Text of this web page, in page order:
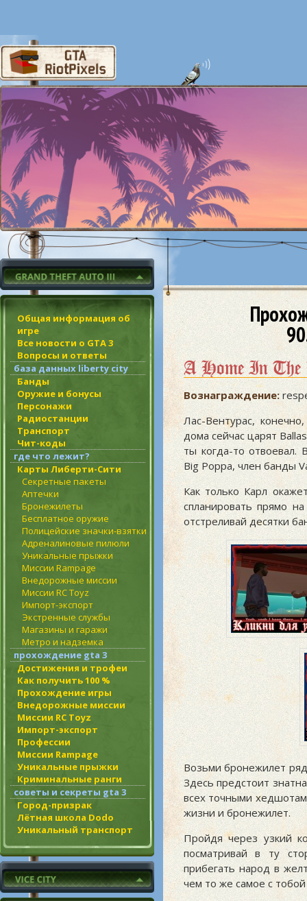
Общая информация об
игре
Все новости о GTA 3
Вопросы и ответы
база данных liberty city
Банды
Оружие и бонусы
Персонажи
Радиостанции
Транспорт
Чит-коды
где что лежит?
Карты Либерти-Сити
Секретные пакеты
Аптечки
Бронежилеты
Бесплатное оружие
Полицейские значки-взятки
Адреналиновые пилюли
Уникальные прыжки
Миссии Rampage
Внедорожные миссии
Миссии RC Toyz
Импорт-экспорт
Экстренные службы
Магазины и гаражи
Метро и надземка
прохождение gta 3
Достижения и трофеи
Как получить 100 %
Прохождение игры
Внедорожные миссии
Миссии RC Toyz
Импорт-экспорт
Профессии
Миссии Rampage
Уникальные прыжки
Криминальные ранги
советы и секреты gta 3
Город-призрак
Лётная школа Dodo
Уникальный транспорт
A Home In
Вознаграждение:
Лас-Вентурас,
дома сейчас царят
ты когда-то отвоевал.
Big Poppa, член банды
Как только Карл
спланировать прямо
отстреливай десятки
Возьми бронежилет
Здесь предстоит
всех точными
жизни и бронежилет.
Пройдя через узкий
посматривай в ту
прибегать народ в
чем то же самое с